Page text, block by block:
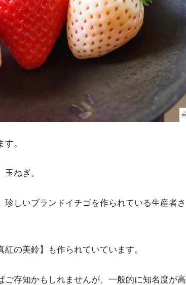
。
ねぎ。
しいブランドイチゴを作られている生産者さ
の美鈴】も作られていています。
存知かもしれませんが、一般的に知名度が高